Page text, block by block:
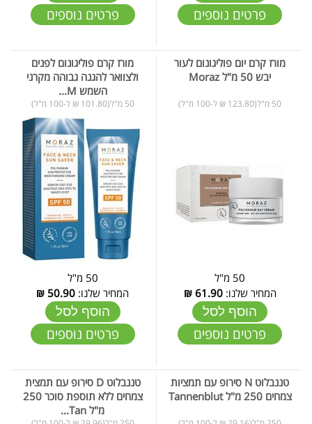
פרטים נוספים פרטים נוספים
מורז קרם יום פוליגונום לעור
יבש 50 מ"ל Moraz
50 מ"ל(123.80 ₪ ל-100 מ"ל)
50 מ"ל
המחיר שלנו:61.90
₪
הוסף לסל
פרטים נוספים
מורז קרם פוליגונום לפנים
ולצוואר להגנה גבוהה מקרני
השמש M...
50 מ"ל(101.80 ₪ ל-100 מ"ל)
50 מ"ל
המחיר שלנו: 50.90
₪
הוסף לסל
פרטים נוספים
טננבלוט N סירופ עם תמציות
צמחים 250 מ"ל Tannenblut
טננבלוט D סירופ עם תמצית
צמחים ללא תוספת סוכר 250
מ"ל Tan...